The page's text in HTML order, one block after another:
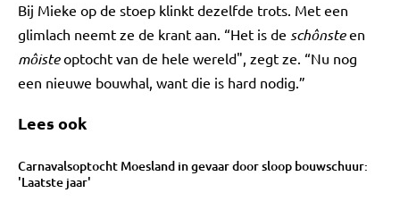
Bij Mieke op de stoep klinkt dezelfde trots. Met een
glimlach neemt ze de krant aan. “Het is de schônsteen
môisteoptocht van de hele wereld", zegt ze. “Nu nog
een nieuwe bouwhal, want die is hard nodig.”
Lees ook
Carnavalsoptocht Moesland in gevaar door sloop bouwschuur:
'Laatste jaar'